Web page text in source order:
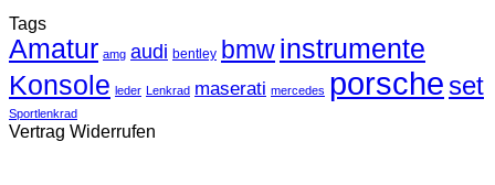
Tags
Amatur amg audi bentley bmwinstrumente
Konsole leder Lenkrad maserati mercedes porsche set
Sportlenkrad
Vertrag Widerrufen